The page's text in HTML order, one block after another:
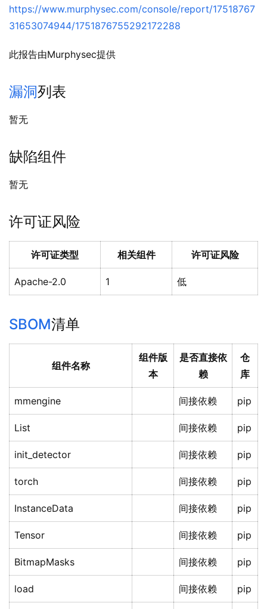
https://www.murphysec.com/console/report/17518767
31653074944/1751876755292172288
此报告由Murphysec提供
漏洞列表
暂无
缺陷组件
暂无
许可证风险
许可证类型 相关组件 许可证风险
Apache-2.0 1 低
SBOM清单
组件名称
组件版
本
是否直接依
赖
仓
库
mmengine 间接依赖 pip
List 间接依赖 pip
init_detector 间接依赖 pip
torch 间接依赖 pip
InstanceData 间接依赖 pip
Tensor 间接依赖 pip
BitmapMasks 间接依赖 pip
load 间接依赖 pip